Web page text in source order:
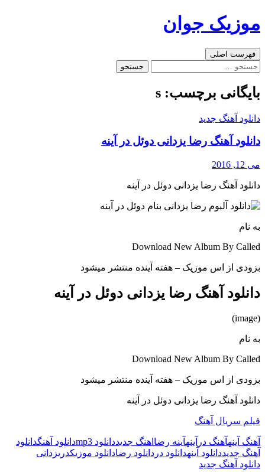
به
موزیک جوان
جست‌وجو
فهرست اصلی
جستجو
بایگانی برچسب: s
دانلود آهنگ جدید
دانلود آهنگ رضا یزدانی دوئل در آینه
می 12, 2016
دانلود آهنگ رضا یزدانی دوئل در آینه
به نام
Download New Album By Called
بزودی از اس موزیک – هفته آینده منتشر میشود
دانلود آهنگ رضا یزدانی دوئل در آینه
(image)
به نام
Download New Album By Called
بزودی از اس موزیک – هفته آینده منتشر میشود
دانلود آهنگ رضا یزدانی دوئل در آینه
فیلم سریال آهنگ
آهنگ آینهآهنگ در آینهآینه رضا اهنگ جدیددانلود mp3 دانلود آهنگدانلود
آهنگ جدیددانلود آینهدانلود در دانلود رضادانلود موزیکدر یزدانی
دانلود آهنگ جدید